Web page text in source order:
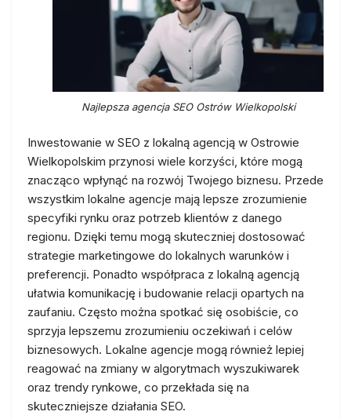
Najlepsza agencja SEO Ostrów Wielkopolski
Inwestowanie w SEO z lokalną agencją w Ostrowie
Wielkopolskim przynosi wiele korzyści, które mogą
znacząco wpłynąć na rozwój Twojego biznesu. Przede
wszystkim lokalne agencje mają lepsze zrozumienie
specyfiki rynku oraz potrzeb klientów z danego
regionu. Dzięki temu mogą skuteczniej dostosować
strategie marketingowe do lokalnych warunków i
preferencji. Ponadto współpraca z lokalną agencją
ułatwia komunikację i budowanie relacji opartych na
zaufaniu. Często można spotkać się osobiście, co
sprzyja lepszemu zrozumieniu oczekiwań i celów
biznesowych. Lokalne agencje mogą również lepiej
reagować na zmiany w algorytmach wyszukiwarek
oraz trendy rynkowe, co przekłada się na
skuteczniejsze działania SEO.